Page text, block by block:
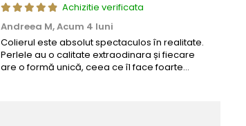
Achizitie verificata
Andreea M,Acum 4 luni
Colierul este absolut spectaculos în realitate.
Perlele au o calitate extraodinara și fiecare
are o formă unică, ceea ce îl face foarte